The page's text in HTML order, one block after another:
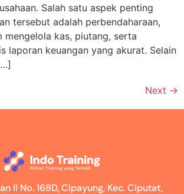
Salah satu aspek penting
tersebut adalah perbendaharaan,
mengelola kas, piutang, serta
laporan keuangan yang akurat. Selain
Next →
II No. 168D, Cipayung, Kec. Ciputat,